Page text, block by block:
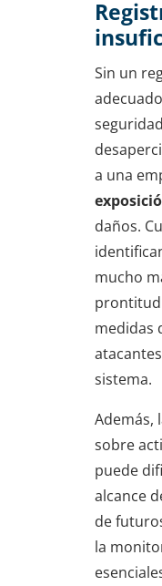
Sin un
a una
daños.
mucho
medidas
sistema.
Además,
sobre
puede
alcance
de
la